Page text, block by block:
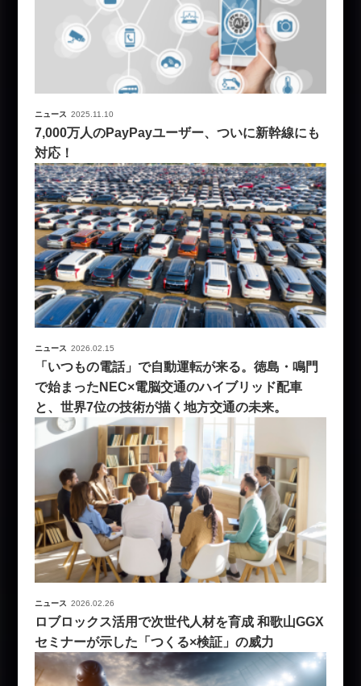
ニュース 2025.11.10
7,000万人のPayPayユーザー、ついに新幹線にも
対応！
ニュース 2026.02.15
「いつもの電話」で自動運転が来る。徳島・鳴門
で始まったNEC×電脳交通のハイブリッド配車
と、世界7位の技術が描く地方交通の未来。
ニュース 2026.02.26
ロブロックス活用で次世代人材を育成 和歌山GGX
セミナーが示した「つくる×検証」の威力